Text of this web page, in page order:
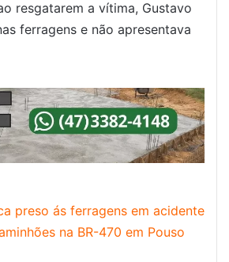
resgatarem a vítima, Gustavo
ferragens e não apresentava
preso ás ferragens em acidente
na BR-470 em Pouso